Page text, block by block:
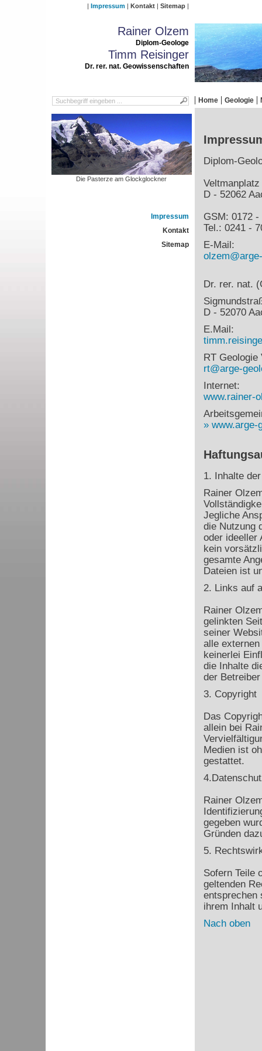
Impressum Kontakt Sitemap
Rainer Olzem
Diplom-Geologe
Timm Reisinger
Dr. rer. nat. Geowissenschaften
Home Geologie
Die Pasterze am Glockglockner
Impressum
Kontakt
Sitemap
Diplom-
Veltmanplatz
D - 52062
GSM: 0172 -
Tel.: 0241 -
E-Mail:
Dr. rer. nat.
D - 52070
E.Mail:
RT Geologie
rt@arge-
Internet:
www.rainer-
www.arge-
1. Inhalte
Rainer
Jegliche
die Nutzung
oder ideeller
kein
gesamte
Dateien ist
2. Links auf
Rainer
gelinkten
seiner
alle
keinerlei
die Inhalte
der
3. Copyright
Das
allein bei
Medien ist
gestattet.
Rainer
gegeben
Gründen
5.
Sofern Teile
geltenden
entsprechen
ihrem Inhalt
Nach oben